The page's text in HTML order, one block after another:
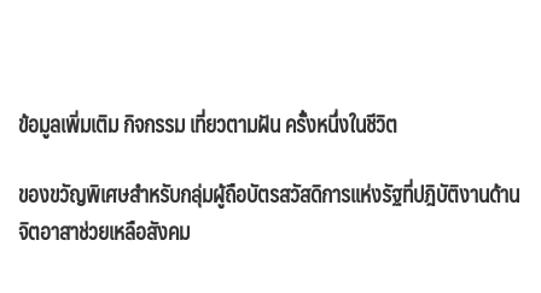
ข้อมูลเพิ่มเติม กิจกรรม เที่ยวตามฝัน ครั้งหนึ่งในชีวิต
ของขวัญพิเศษสำหรับกลุ่มผู้ถือบัตรสวัสดิการแห่งรัฐที่ปฎิบัติงานด้าน
จิตอาสาช่วยเหลือสังคม